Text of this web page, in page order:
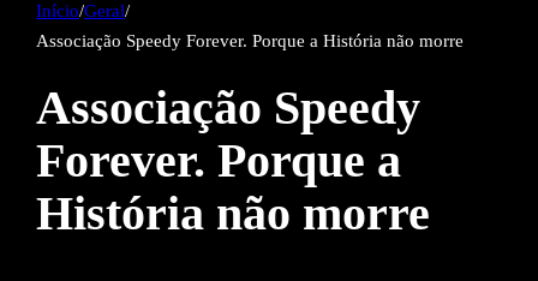
Início/Geral/
Associação Speedy Forever. Porque a História não morre
Associação Speedy
Forever. Porque a
História não morre